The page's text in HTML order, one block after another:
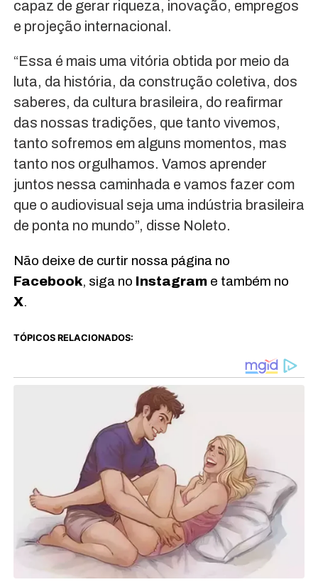
capaz de gerar riqueza, inovação, empregos
e projeção internacional.
“Essa é mais uma vitória obtida por meio da
luta, da história, da construção coletiva, dos
saberes, da cultura brasileira, do reafirmar
das nossas tradições, que tanto vivemos,
tanto sofremos em alguns momentos, mas
tanto nos orgulhamos. Vamos aprender
juntos nessa caminhada e vamos fazer com
que o audiovisual seja uma indústria brasileira
de ponta no mundo”, disse Noleto.
Não deixe de curtir nossa página no
Facebook, siga no Instagrame também no
X.
TÓPICOS RELACIONADOS: